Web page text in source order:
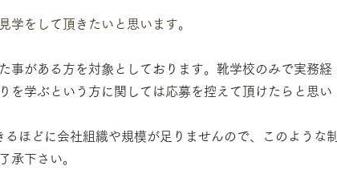
学をして頂きたいと思います。
事がある方を対象としております。靴学校のみで実務経
を学ぶという方に関しては応募を控えて頂けたらと思い
ほどに会社組織や規模が足りませんので、このような制
承下さい。